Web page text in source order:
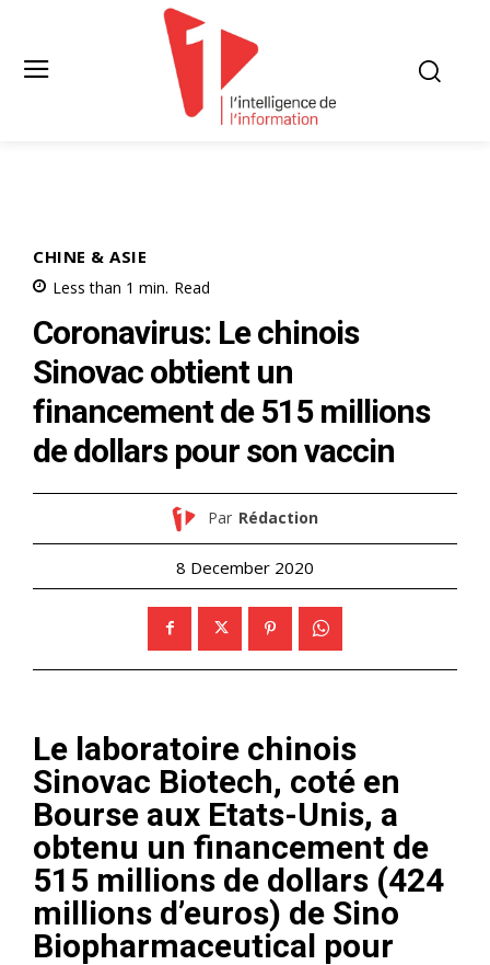
CHINE & ASIE
Less than 1 min. Read
Coronavirus: Le chinois
Sinovac obtient un
financement de 515 millions
de dollars pour son vaccin
Par Rédaction
8 December 2020
Le laboratoire chinois
Sinovac Biotech, coté en
Bourse aux Etats-Unis, a
obtenu un financement de
515 millions de dollars (424
millions d’euros) de Sino
Biopharmaceutical pour